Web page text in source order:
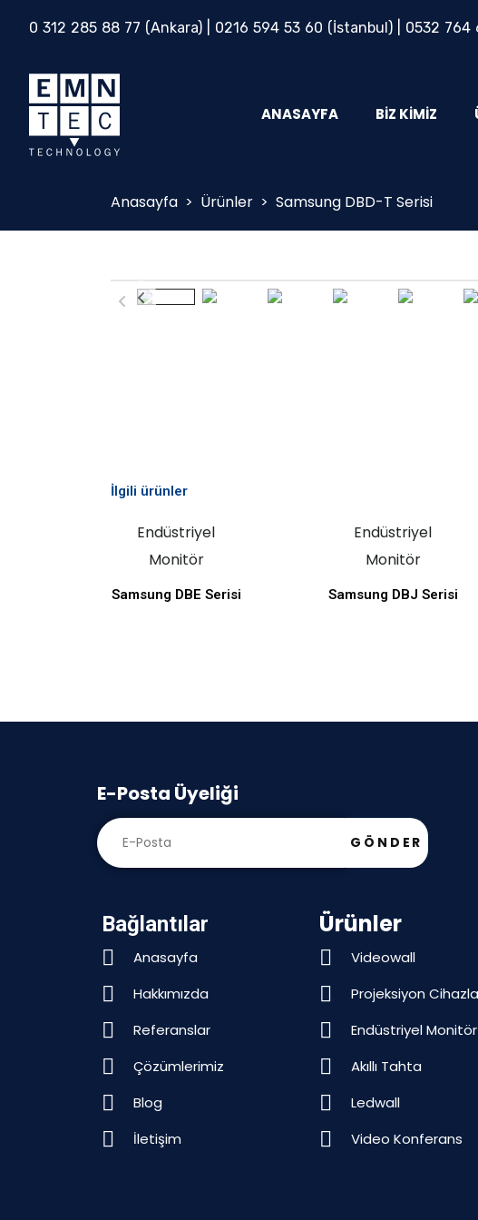
0 312 285 88 77 (Ankara) | 0216 594 53 60 (İstanbul) | 0532 764
ANASAYFA BIZ KIMIZ
Anasayfa > Ürünler > Samsung DBD-T Serisi
İlgili ürünler
Endüstriyel
Monitör
Samsung DBE Serisi
Endüstriyel
Monitör
Samsung DBJ Serisi
E-Posta Üyeliği
GÖNDER
Bağlantılar
Anasayfa
Hakkımızda
Referanslar
Çözümlerimiz
Blog
İletişim
Ürünler
Videowall
Projeksiyon
Endüstriyel Monitör
Akıllı Tahta
Ledwall
Video Konferans